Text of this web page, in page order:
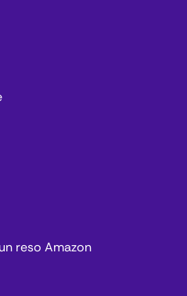
reso Amazon